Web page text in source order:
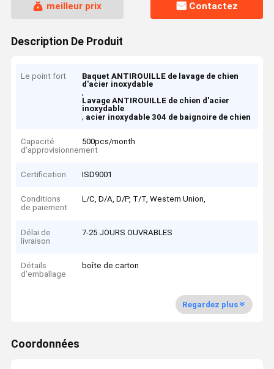
meilleur prix Contactez
Description De Produit
Le point fort
Baquet ANTIROUILLE de lavage de chien
d'acier inoxydable
,
Lavage ANTIROUILLE de chien d'acier
inoxydable
, acier inoxydable 304 de baignoire de chien
Capacité
d'approvisionnement
500pcs/month
Certification ISD9001
Conditions
de paiement
L/C, D/A, D/P, T/T, Western Union,
Délai de
livraison
7-25 JOURS OUVRABLES
Détails
d'emballage
boîte de carton
Regardez plus
Coordonnées